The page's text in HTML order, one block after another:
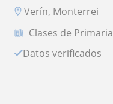
Verín, Monterrei
Clases de Primaria
Datos verificados